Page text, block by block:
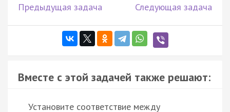
Предыдущая задача Следующая задача
Вместе с этой задачей также решают:
Установите соответствие между